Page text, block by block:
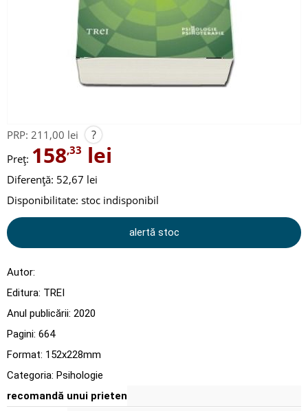
PRP: 211,00 lei ?
Preț: 158,33 lei
Diferență: 52,67 lei
Disponibilitate: stoc indisponibil
alertă stoc
Autor:
Editura: TREI
Anul publicării: 2020
Pagini: 664
Format: 152x228mm
Categoria: Psihologie
recomandă unui prieten